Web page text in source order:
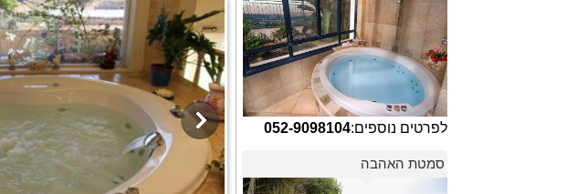
לפרטים נוספים:052-9098104
סמטת האהבה